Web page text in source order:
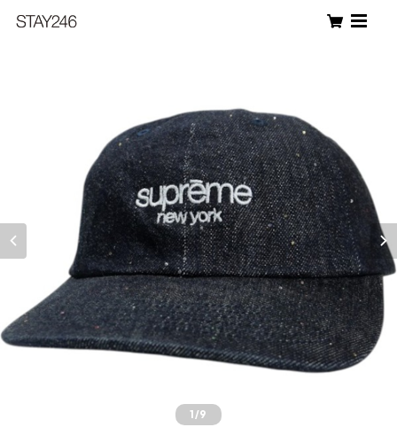
1/9